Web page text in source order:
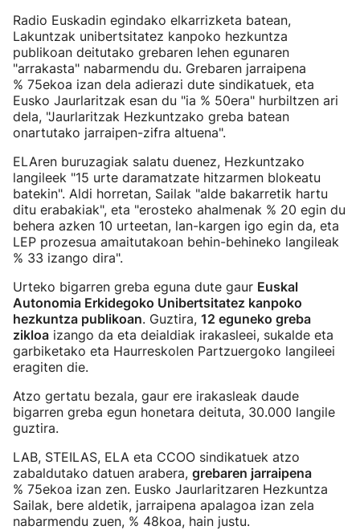
Radio Euskadin egindako elkarrizketa batean,
Lakuntzak unibertsitatez kanpoko hezkuntza
publikoan deitutako grebaren lehen egunaren
"arrakasta" nabarmendu du. Grebaren jarraipena
% 75ekoa izan dela adierazi dute sindikatuek, eta
Eusko Jaurlaritzak esan du "ia % 50era" hurbiltzen ari
dela, "Jaurlaritzak Hezkuntzako greba batean
onartutako jarraipen-zifra altuena".
ELAren buruzagiak salatu duenez, Hezkuntzako
langileek "15 urte daramatzate hitzarmen blokeatu
batekin". Aldi horretan, Sailak "alde bakarretik hartu
ditu erabakiak", eta "erosteko ahalmenak % 20 egin du
behera azken 10 urteetan, lan-kargen igo egin da, eta
LEP prozesua amaitutakoan behin-behineko langileak
% 33 izango dira".
Urteko bigarren greba eguna dute gaur Euskal
Autonomia Erkidegoko Unibertsitatez kanpoko
hezkuntza publikoan. Guztira, 12 eguneko greba
zikloa izango da eta deialdiak irakasleei, sukalde eta
garbiketako eta Haurreskolen Partzuergoko langileei
eragiten die.
Atzo gertatu bezala, gaur ere irakasleak daude
bigarren greba egun honetara deituta, 30.000 langile
guztira.
LAB, STEILAS, ELA eta CCOO sindikatuek atzo
zabaldutako datuen arabera, grebaren jarraipena
% 75ekoa izan zen. Eusko Jaurlaritzaren Hezkuntza
Sailak, bere aldetik, jarraipena apalagoa izan zela
nabarmendu zuen, % 48koa, hain justu.